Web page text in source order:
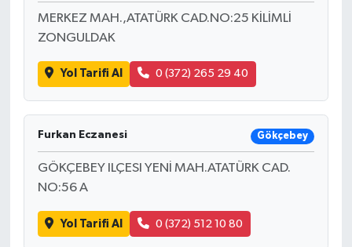
MERKEZ MAH.,ATATÜRK CAD.NO:25 KİLİMLİ
ZONGULDAK
Yol Tarifi Al 0 (372) 265 29 40
Furkan Eczanesi Gökçebey
GÖKÇEBEY ILÇESI YENİ MAH.ATATÜRK CAD.
NO:56 A
Yol Tarifi Al 0 (372) 512 10 80